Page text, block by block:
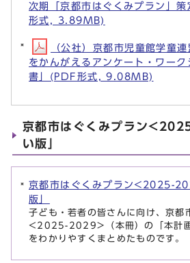
次期「京都市はぐくみプラン」
形式, 3.89MB)
（公社）京都市児童館学童
をかんがえるアンケート・ワー
書」(PDF形式, 9.08MB)
京都市はぐくみプラン
い版」
京都市はぐくみプラン<2025-
版」
子ども・若者の皆さんに向け、京都
<2025-2029>（本冊）の「本計画
をわかりやすくまとめたものです。